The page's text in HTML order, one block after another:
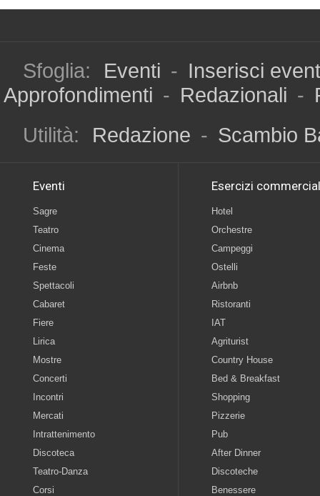
Sfoglia: Eventi - Inserisci
Approfondimenti - Redazionali -
Utilità:
Redazione - Scambio
Eventi
Sagre
Teatro
Cinema
Feste
Spettacoli
Cabaret
Fiere
Lirica
Mostre
Concerti
Incontri
Mercati
Intrattenimento
Discoteca
Teatro-Danza
Corsi
Esercizi
Hotel
Orchestre
Campeggi
Ostelli
Airbnb
Ristoranti
IAT
Agriturist
Country House
Bed & Breakfast
Shopping
Pizzerie
Pub
After Dinner
Discoteche
Benessere